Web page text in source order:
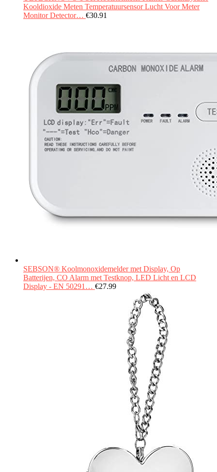
Kooldioxide Meten Temperatuursensor Lucht Voor Meter
Monitor Detector… €30.91
SEBSON® Koolmonoxidemelder met Display, Op
Batterijen, CO Alarm met Testknop, LED Licht en LCD
Display - EN 50291… €27.99